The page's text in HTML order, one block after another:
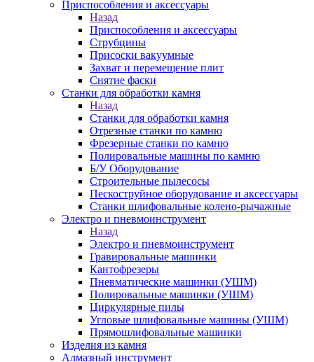
Приспособления и аксессуары
Назад
Приспособления и аксессуары
Струбцины
Присоски вакуумные
Захват и перемещение плит
Снятие фаски
Станки для обработки камня
Назад
Станки для обработки камня
Отрезные станки по камню
Фрезерные станки по камню
Полировальные машины по камню
Б/У Оборудование
Строительные пылесосы
Пескоструйное оборудование и аксессуары
Станки шлифовальные колено-рычажные
Электро и пневмоинструмент
Назад
Электро и пневмоинструмент
Гравировальные машинки
Кантофрезеры
Пневматические машинки (УШМ)
Полировальные машинки (УШМ)
Циркулярные пилы
Угловые шлифовальные машины (УШМ)
Прямошлифовальные машинки
Изделия из камня
Алмазный инструмент